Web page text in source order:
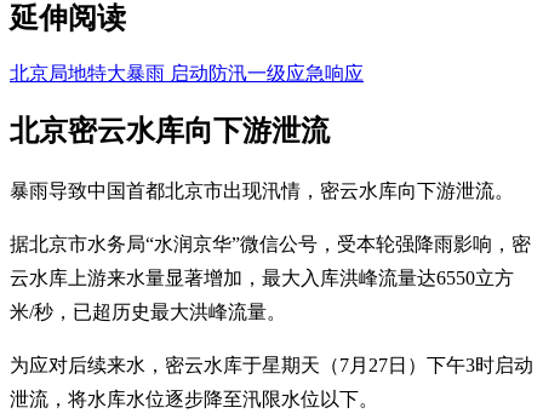
延伸阅读
北京局地特大暴雨 启动防汛一级应急响应
北京密云水库向下游泄流
暴雨导致中国首都北京市出现汛情，密云水库向下游泄流。
据北京市水务局“水润京华”微信公号，受本轮强降雨影响，密
云水库上游来水量显著增加，最大入库洪峰流量达6550立方
米/秒，已超历史最大洪峰流量。
为应对后续来水，密云水库于星期天（7月27日）下午3时启动
泄流，将水库水位逐步降至汛限水位以下。